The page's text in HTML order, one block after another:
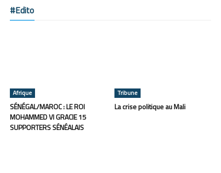
#Edito
Afrique
SÉNÉGAL/MAROC : LE ROI
MOHAMMED VI GRACIE 15
SUPPORTERS SÉNÉALAIS
Tribune
La crise politique au Mali